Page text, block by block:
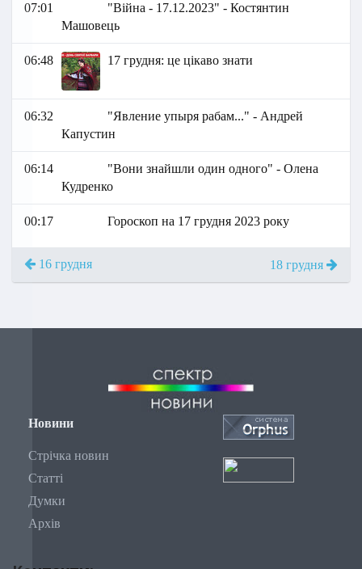
07:01
"Війна - 17.12.2023" - Костянтин
Машовець
06:48 17 грудня: це цікаво знати
06:32
"Явление упыря рабам..." - Андрей
Капустин
06:14
"Вони знайшли один одного" - Олена
Кудренко
00:17 Гороскоп на 17 грудня 2023 року
16 грудня 18 грудня
Новини
Стрічка новин
Статті
Думки
Архів